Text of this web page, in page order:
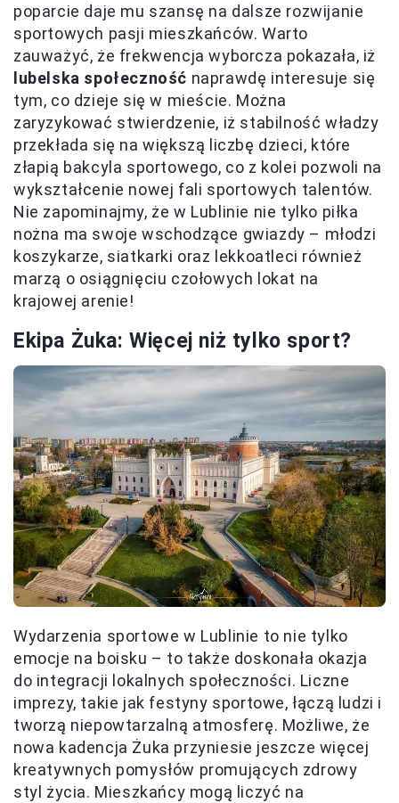
poparcie daje mu szansę na dalsze rozwijanie
sportowych pasji mieszkańców. Warto
zauważyć, że frekwencja wyborcza pokazała, iż
lubelska społeczność naprawdę interesuje się
tym, co dzieje się w mieście. Można
zaryzykować stwierdzenie, iż stabilność władzy
przekłada się na większą liczbę dzieci, które
złapią bakcyla sportowego, co z kolei pozwoli na
wykształcenie nowej fali sportowych talentów.
Nie zapominajmy, że w Lublinie nie tylko piłka
nożna ma swoje wschodzące gwiazdy – młodzi
koszykarze, siatkarki oraz lekkoatleci również
marzą o osiągnięciu czołowych lokat na
krajowej arenie!
Ekipa Żuka: Więcej niż tylko sport?
Wydarzenia sportowe w Lublinie to nie tylko
emocje na boisku – to także doskonała okazja
do integracji lokalnych społeczności. Liczne
imprezy, takie jak festyny sportowe, łączą ludzi i
tworzą niepowtarzalną atmosferę. Możliwe, że
nowa kadencja Żuka przyniesie jeszcze więcej
kreatywnych pomysłów promujących zdrowy
styl życia. Mieszkańcy mogą liczyć na